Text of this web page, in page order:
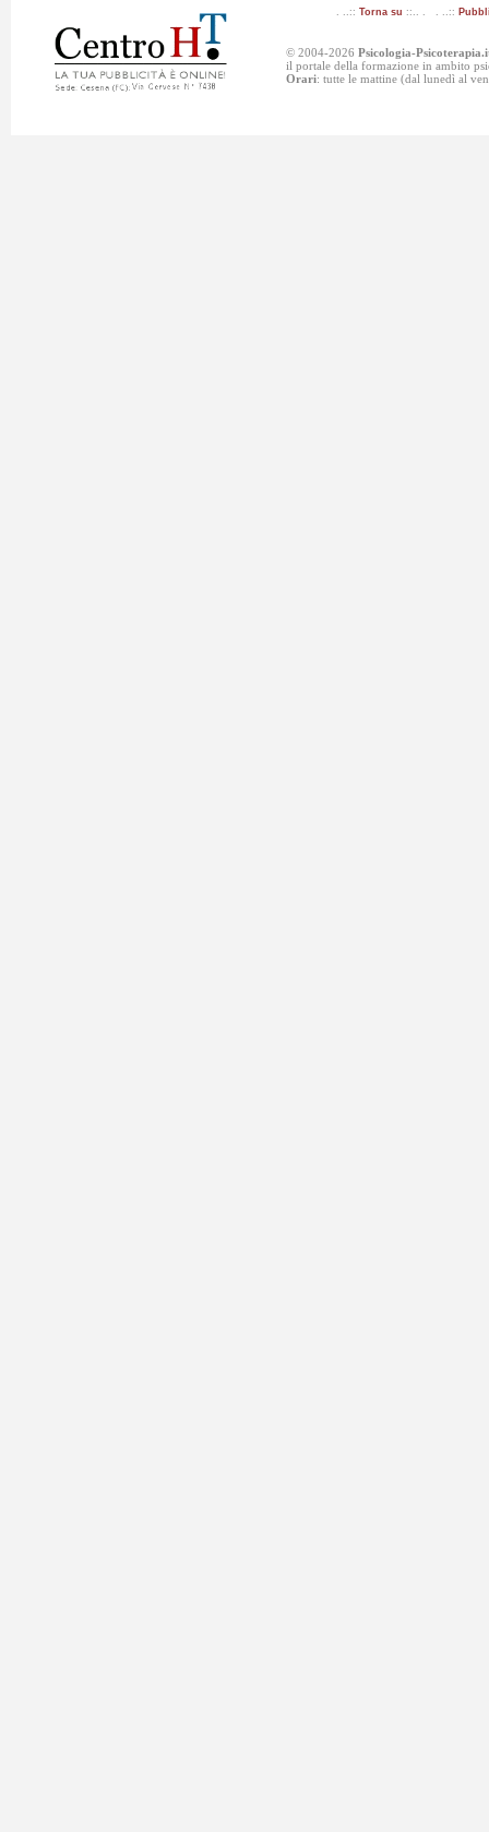
. ..::Torna su ::.. . . ..::
© 2004-2026 Psicologia-
il portale della formazione in ambito
Orari: tutte le mattine (dal lunedì al